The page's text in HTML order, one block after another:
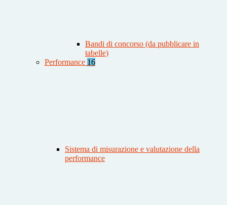
Bandi di concorso (da pubblicare in
tabelle)
Performance 16
Sistema di misurazione e valutazione della
performance